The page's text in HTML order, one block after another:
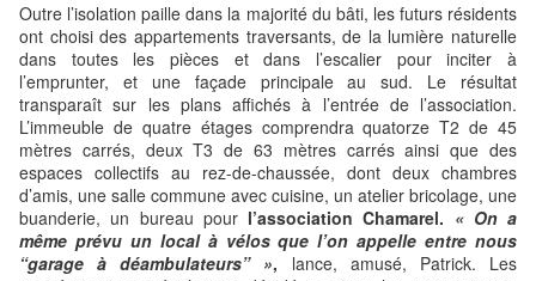
Outre l’isolation paille dans la majorité du bâti, les futurs résidents
ont choisi des appartements traversants, de la lumière naturelle
dans toutes les pièces et dans l’escalier pour inciter à
l’emprunter, et une façade principale au sud. Le résultat
transparaît sur les plans affichés à l’entrée de l’association.
L’immeuble de quatre étages comprendra quatorze T2 de 45
mètres carrés, deux T3 de 63 mètres carrés ainsi que des
espaces collectifs au rez-de-chaussée, dont deux chambres
d’amis, une salle commune avec cuisine, un atelier bricolage, une
buanderie, un bureau pour l’association Chamarel. « On a
même prévu un local à vélos que l’on appelle entre nous
“garage à déambulateurs” », lance, amusé, Patrick. Les